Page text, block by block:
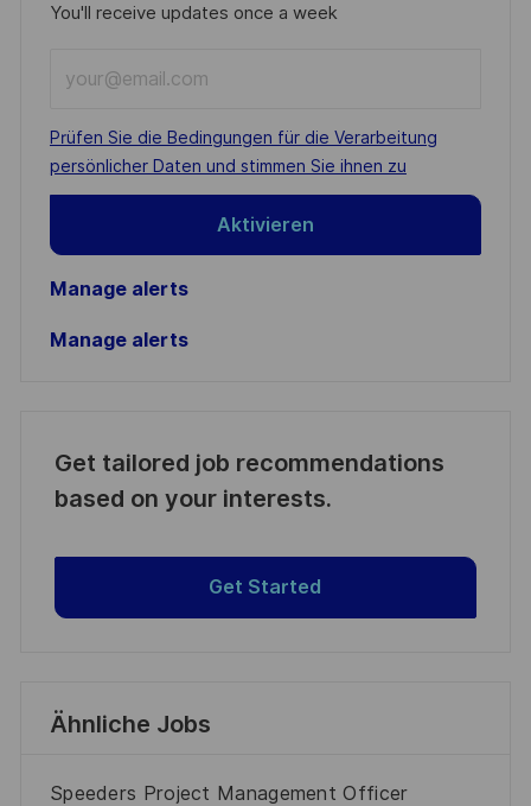
You'll receive updates once a week
Email
address
(Required)
Required
Prüfen Sie die Bedingungen für die Verarbeitung
persönlicher Daten und stimmen Sie ihnen zu
Aktivieren
Manage alerts
Manage alerts
Get tailored job recommendations
based on your interests.
Get Started
Ähnliche Jobs
Speeders Project Management Officer